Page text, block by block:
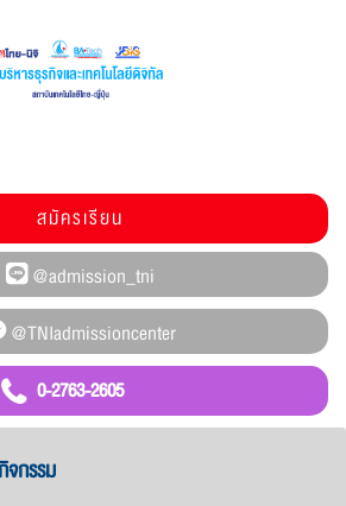
0-2763-2605
สมัครเรียน
จกรรม